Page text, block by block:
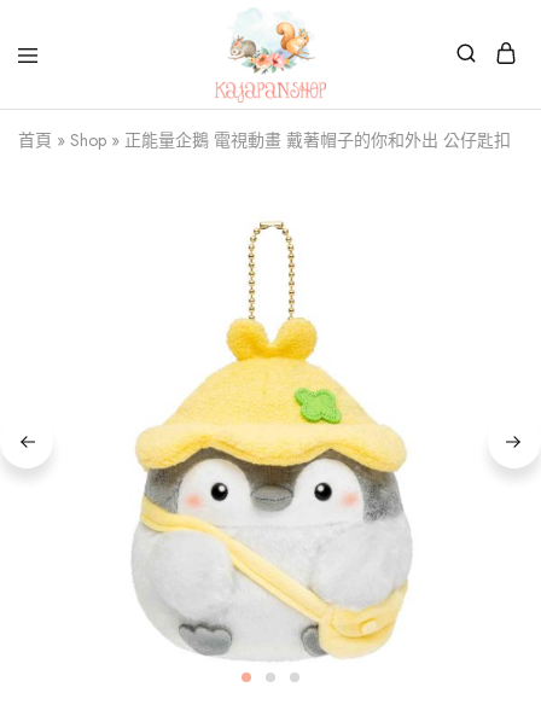
Kajapanshop
日
韓
首頁 » Shop » 正能量企鵝 電視動畫 戴著帽子的你和外出 公仔匙扣